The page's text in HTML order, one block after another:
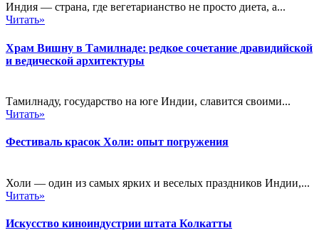
Индия — страна, где вегетарианство не просто диета, а...
Читать»
Храм Вишну в Тамилнаде: редкое сочетание дравидийской
и ведической архитектуры
Тамилнаду, государство на юге Индии, славится своими...
Читать»
Фестиваль красок Холи: опыт погружения
Холи — один из самых ярких и веселых праздников Индии,...
Читать»
Искусство киноиндустрии штата Колкатты